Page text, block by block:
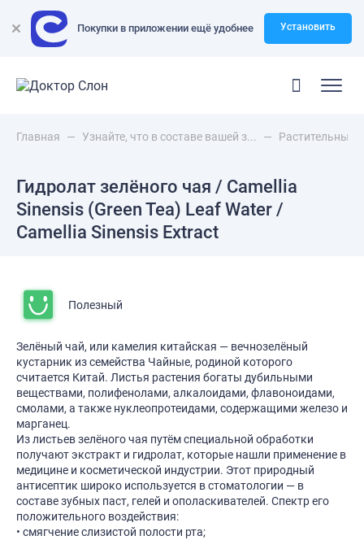
Покупки в приложении ещё удобнее Установить
Главная — Узнайте, что в составе вашей з... — Растительные
Гидролат зелёного чая / Camellia
Sinensis (Green Tea) Leaf Water /
Camellia Sinensis Extract
Полезный
Зелёный чай, или камелия китайская — вечнозелёный
кустарник из семейства Чайные, родиной которого
считается Китай. Листья растения богаты дубильными
веществами, полифенолами, алкалоидами, флавоноидами,
смолами, а также нуклеопротеидами, содержащими железо и
марганец.
Из листьев зелёного чая путём специальной обработки
получают экстракт и гидролат, которые нашли применение в
медицине и косметической индустрии. Этот природный
антисептик широко используется в стоматологии — в
составе зубных паст, гелей и ополаскивателей. Спектр его
положительного воздействия:
• смягчение слизистой полости рта;